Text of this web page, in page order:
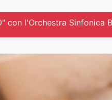
con l'Orchestra Sinfonica